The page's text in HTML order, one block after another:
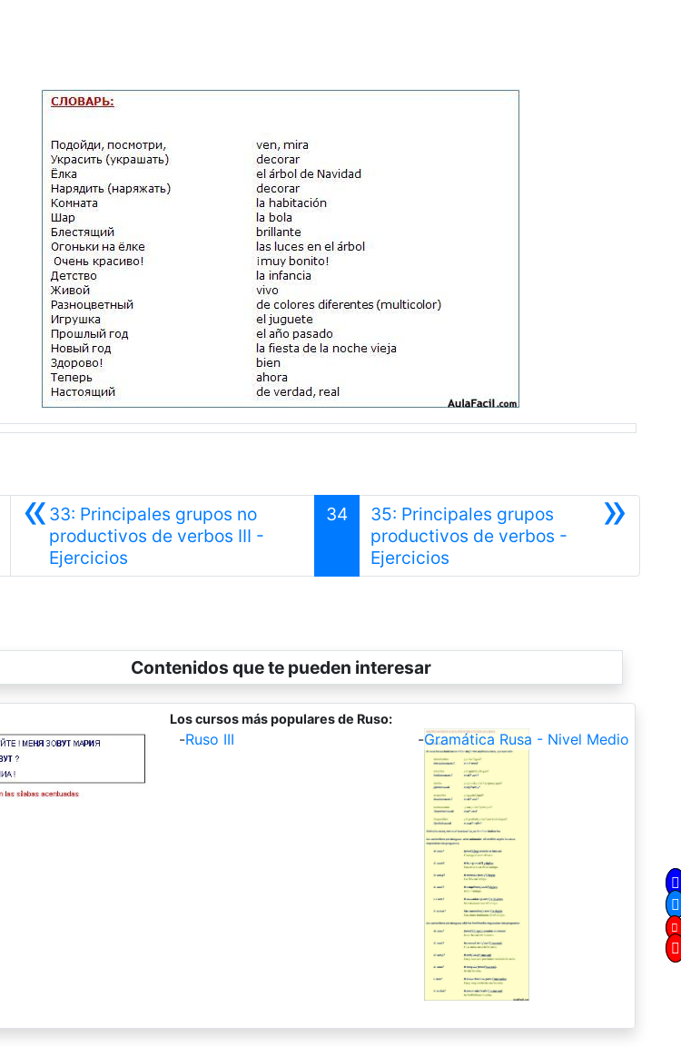
«33: Principales grupos no
productivos de verbos III -
EjerciciosAnterior
34 »
35: Principales grupos
productivos de verbos -
EjerciciosSiguiente
Contenidos que te pueden interesar
Los cursos más populares de Ruso:
-Ruso III -Gramática Rusa - Nivel Medio